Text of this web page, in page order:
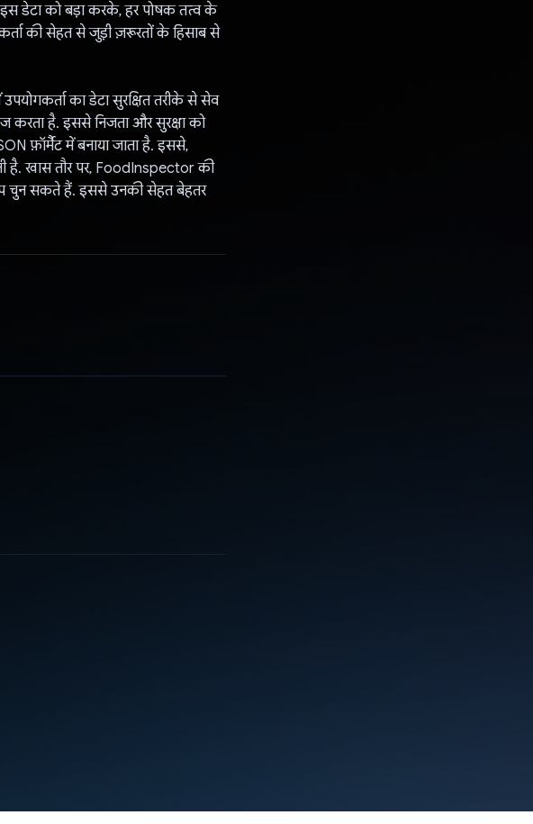
इस डेटा को बड़ा करके, हर पोषक तत्व के
की सेहत से जुड़ी ज़रूरतों के हिसाब से
का डेटा सुरक्षित तरीके से सेव
करता है. इससे निजता और सुरक्षा को
फ़ॉर्मैट में बनाया जाता है. इससे,
है. खास तौर पर, FoodInspector की
चुन सकते हैं. इससे उनकी सेहत बेहतर